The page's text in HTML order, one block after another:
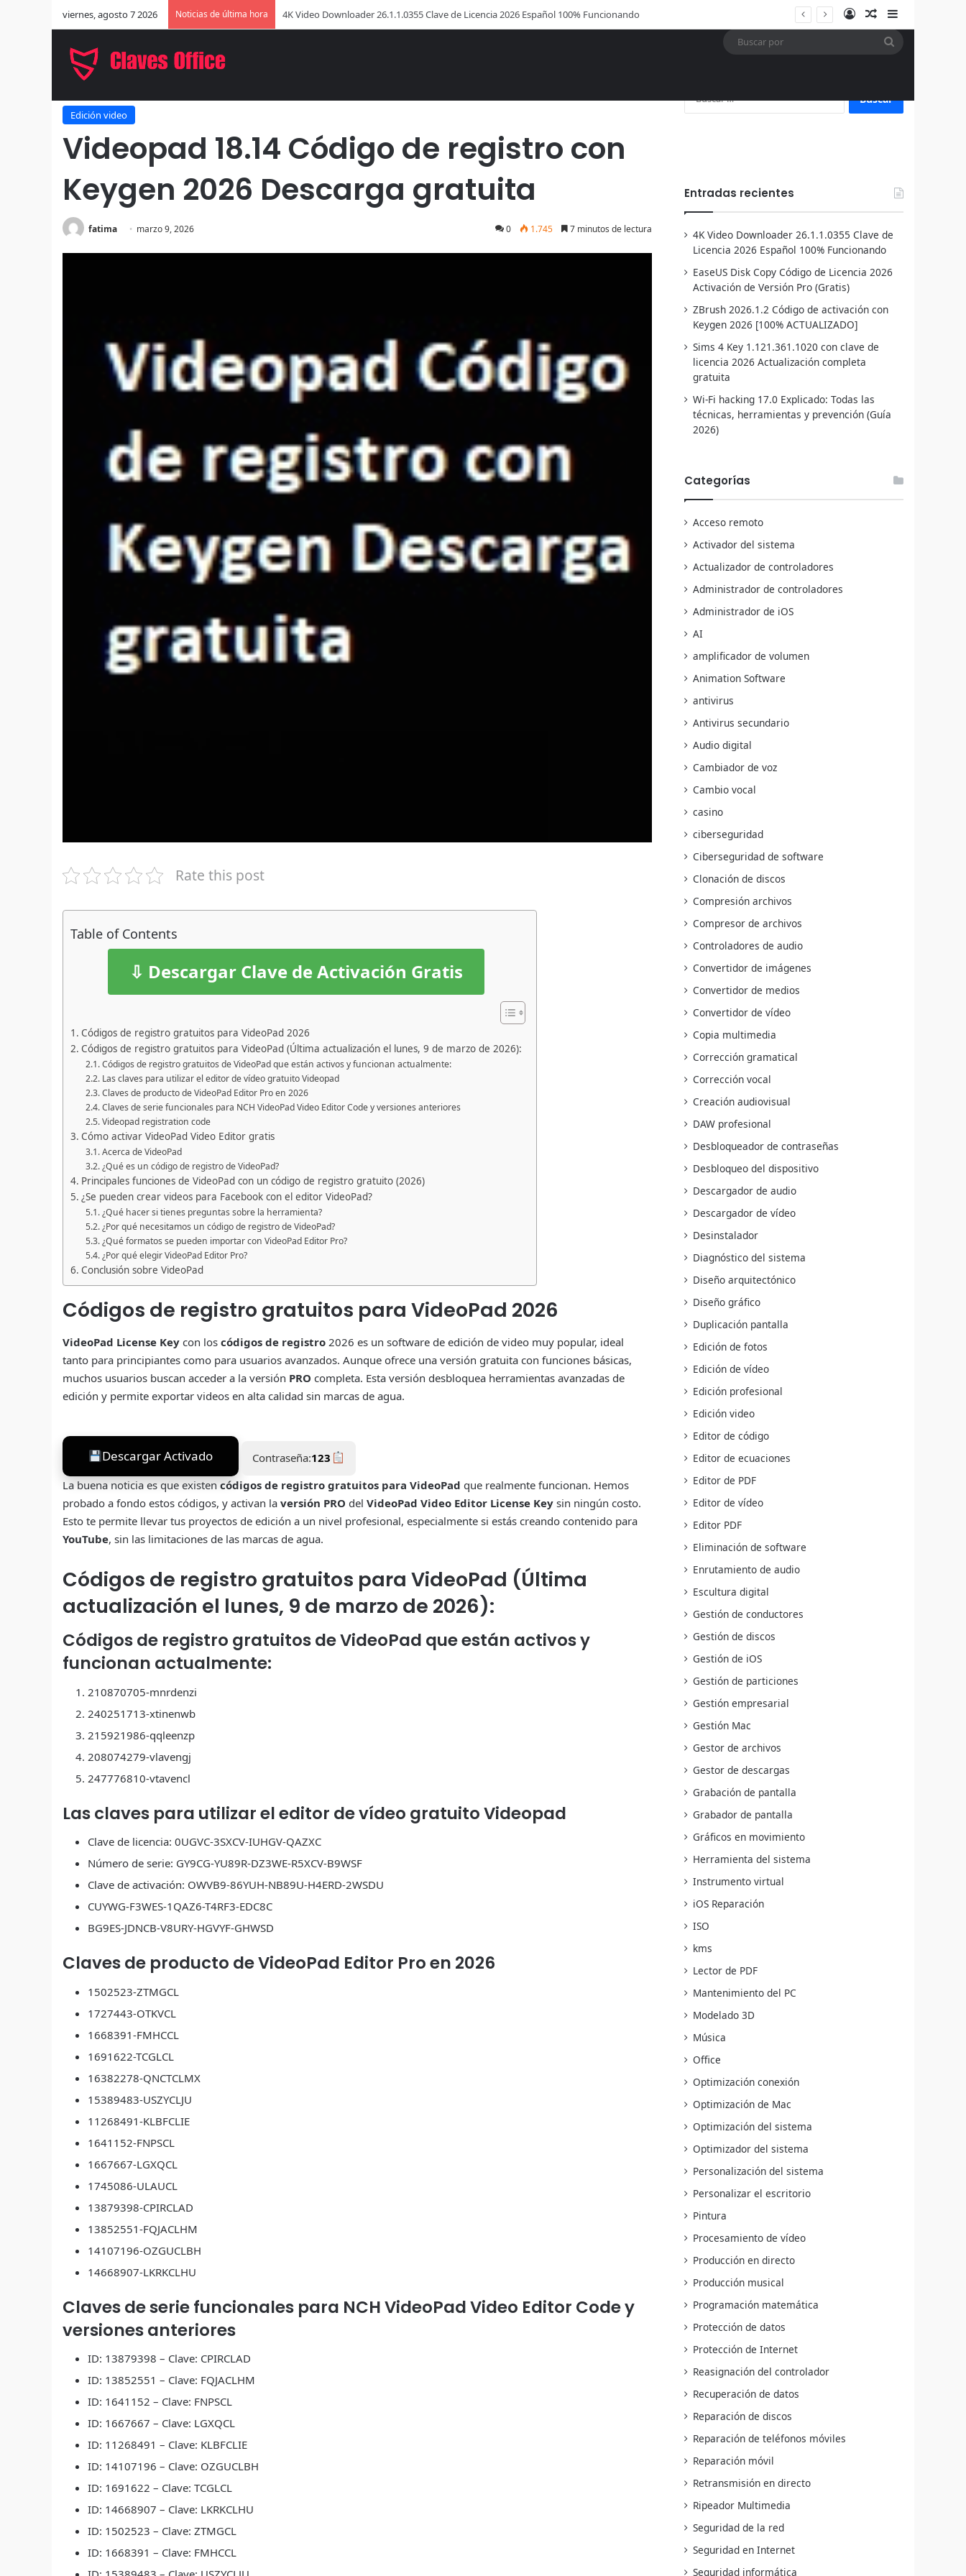
viernes, agosto 7 2026 Noticias de última hora EaseUS Disk Copy Código de Licencia 2026 Activación de Versión Pro (Gratis) AccesoPublicación al
Barra lateral
Inicio
Edición video
Videopad 18.14 Código de registro con
Keygen 2026 Descarga gratuita
fatima marzo 9, 2026 0 1.745 7 minutos de lectura
Rate this post
Table of Contents
⇩ Descargar Clave de Activación Gratis
Códigos de registro gratuitos para VideoPad 2026
Códigos de registro gratuitos para VideoPad (Última actualización el lunes, 9 de marzo de 2026):
Códigos de registro gratuitos de VideoPad que están activos y funcionan actualmente:
Las claves para utilizar el editor de vídeo gratuito Videopad
Claves de producto de VideoPad Editor Pro en 2026
Claves de serie funcionales para NCH VideoPad Video Editor Code y versiones anteriores
Videopad registration code
Cómo activar VideoPad Video Editor gratis
Acerca de VideoPad
¿Qué es un código de registro de VideoPad?
Principales funciones de VideoPad con un código de registro gratuito (2026)
¿Se pueden crear videos para Facebook con el editor VideoPad?
¿Qué hacer si tienes preguntas sobre la herramienta?
¿Por qué necesitamos un código de registro de VideoPad?
¿Qué formatos se pueden importar con VideoPad Editor Pro?
¿Por qué elegir VideoPad Editor Pro?
Conclusión sobre VideoPad
Códigos de registro gratuitos para VideoPad 2026
VideoPad License Key con los códigos de registro 2026 es un software de edición de video muy popular, ideal
tanto para principiantes como para usuarios avanzados. Aunque ofrece una versión gratuita con funciones básicas,
muchos usuarios buscan acceder a la versión PRO completa. Esta versión desbloquea herramientas avanzadas de
edición y permite exportar videos en alta calidad sin marcas de agua.
Descargar Activado Contraseña:123
La buena noticia es que existen códigos de registro gratuitos para VideoPad que realmente funcionan. Hemos
probado a fondo estos códigos, y activan la versión PRO del VideoPad Video Editor License Key sin ningún costo.
Esto te permite llevar tus proyectos de edición a un nivel profesional, especialmente si estás creando contenido para
YouTube, sin las limitaciones de las marcas de agua.
Códigos de registro gratuitos para VideoPad (Última
actualización el lunes, 9 de marzo de 2026):
Códigos de registro gratuitos de VideoPad que están activos y
funcionan actualmente:
210870705-mnrdenzi
240251713-xtinenwb
215921986-qqleenzp
208074279-vlavengj
247776810-vtavencl
Las claves para utilizar el editor de vídeo gratuito Videopad
Clave de licencia: 0UGVC-3SXCV-IUHGV-QAZXC
Número de serie: GY9CG-YU89R-DZ3WE-R5XCV-B9WSF
Clave de activación: OWVB9-86YUH-NB89U-H4ERD-2WSDU
CUYWG-F3WES-1QAZ6-T4RF3-EDC8C
BG9ES-JDNCB-V8URY-HGVYF-GHWSD
Claves de producto de VideoPad Editor Pro en 2026
1502523-ZTMGCL
1727443-OTKVCL
1668391-FMHCCL
1691622-TCGLCL
16382278-QNCTCLMX
15389483-USZYCLJU
11268491-KLBFCLIE
1641152-FNPSCL
1667667-LGXQCL
1745086-ULAUCL
13879398-CPIRCLAD
13852551-FQJACLHM
14107196-OZGUCLBH
14668907-LKRKCLHU
Claves de serie funcionales para NCH VideoPad Video Editor Code y
versiones anteriores
ID: 13879398 – Clave: CPIRCLAD
ID: 13852551 – Clave: FQJACLHM
ID: 1641152 – Clave: FNPSCL
ID: 1667667 – Clave: LGXQCL
ID: 11268491 – Clave: KLBFCLIE
ID: 14107196 – Clave: OZGUCLBH
ID: 1691622 – Clave: TCGLCL
ID: 14668907 – Clave: LKRKCLHU
ID: 1502523 – Clave: ZTMGCL
ID: 1668391 – Clave: FMHCCL
Entradas recientes
4K Video Downloader 26.1.1.0355 Clave de
Licencia 2026 Español 100% Funcionando
EaseUS Disk Copy Código de Licencia 2026
Activación de Versión Pro (Gratis)
ZBrush 2026.1.2 Código de activación con
Keygen 2026 [100% ACTUALIZADO]
Sims 4 Key 1.121.361.1020 con clave de
licencia 2026 Actualización completa
gratuita
Wi-Fi hacking 17.0 Explicado: Todas las
técnicas, herramientas y prevención (Guía
2026)
Categorías
Acceso remoto
Activador del sistema
Actualizador de controladores
Administrador de controladores
Administrador de iOS
AI
amplificador de volumen
Animation Software
antivirus
Antivirus secundario
Audio digital
Cambiador de voz
Cambio vocal
casino
ciberseguridad
Ciberseguridad de software
Clonación de discos
Compresión archivos
Compresor de archivos
Controladores de audio
Convertidor de imágenes
Convertidor de medios
Convertidor de vídeo
Copia multimedia
Corrección gramatical
Corrección vocal
Creación audiovisual
DAW profesional
Desbloqueador de contraseñas
Desbloqueo del dispositivo
Descargador de audio
Descargador de vídeo
Desinstalador
Diagnóstico del sistema
Diseño arquitectónico
Diseño gráfico
Duplicación pantalla
Edición de fotos
Edición de vídeo
Edición profesional
Edición video
Editor de código
Editor de ecuaciones
Editor de PDF
Editor de vídeo
Editor PDF
Eliminación de software
Enrutamiento de audio
Escultura digital
Gestión de conductores
Gestión de discos
Gestión de iOS
Gestión de particiones
Gestión empresarial
Gestión Mac
Gestor de archivos
Gestor de descargas
Grabación de pantalla
Grabador de pantalla
Gráficos en movimiento
Herramienta del sistema
Instrumento virtual
iOS Reparación
ISO
kms
Lector de PDF
Mantenimiento del PC
Modelado 3D
Música
Office
Optimización conexión
Optimización de Mac
Optimización del sistema
Optimizador del sistema
Personalización del sistema
Personalizar el escritorio
Pintura
Procesamiento de vídeo
Producción en directo
Producción musical
Programación matemática
Protección de datos
Protección de Internet
Reasignación del controlador
Recuperación de datos
Reparación de discos
Reparación de teléfonos móviles
Reparación móvil
Retransmisión en directo
Ripeador Multimedia
Seguridad de la red
Seguridad en Internet
Seguridad informática